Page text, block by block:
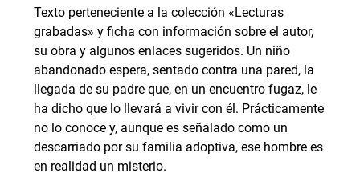
Texto perteneciente a la colección «Lecturas
grabadas» y ficha con información sobre el autor,
su obra y algunos enlaces sugeridos. Un niño
abandonado espera, sentado contra una pared, la
llegada de su padre que, en un encuentro fugaz, le
ha dicho que lo llevará a vivir con él. Prácticamente
no lo conoce y, aunque es señalado como un
descarriado por su familia adoptiva, ese hombre es
en realidad un misterio.